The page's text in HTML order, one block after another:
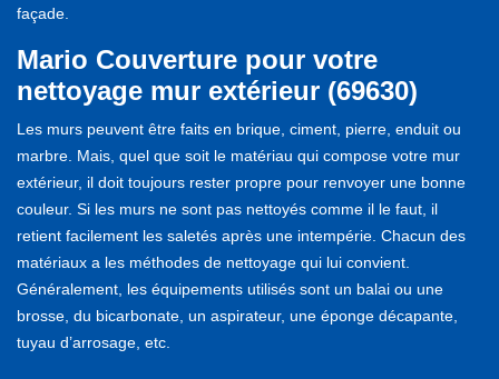
façade.
Mario Couverture pour votre
nettoyage mur extérieur (69630)
Les murs peuvent être faits en brique, ciment, pierre, enduit ou
marbre. Mais, quel que soit le matériau qui compose votre mur
extérieur, il doit toujours rester propre pour renvoyer une bonne
couleur. Si les murs ne sont pas nettoyés comme il le faut, il
retient facilement les saletés après une intempérie. Chacun des
matériaux a les méthodes de nettoyage qui lui convient.
Généralement, les équipements utilisés sont un balai ou une
brosse, du bicarbonate, un aspirateur, une éponge décapante,
tuyau d’arrosage, etc.